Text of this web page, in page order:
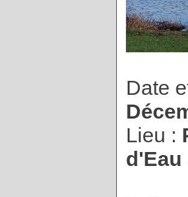
Date
Lieu :
d'Eau